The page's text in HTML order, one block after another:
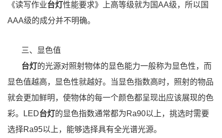
《读写作业台灯性能要求》上高等级就为国AA级，所以国
AAA级的成分并不明确。
三、显色值
台灯的光源对照射物体的显色能力一般称为显色性，而
显色值越高，显色性就越好。当显色指数高时，照射的物品
就会更加鲜明，使物体的每一个颜色都呈现出应该展现的色
彩。LED台灯的显色指数通常都为Ra90以上，挑选时需要
选择Ra95以上，能够选择具有全光谱光源。